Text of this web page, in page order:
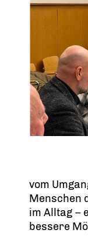
vom
Menschen
im Alltag –
bessere